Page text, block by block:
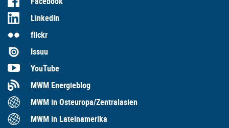
LinkedIn
flickr
Issuu
YouTube
MWM Energieblog
MWM in Osteuropa/Zentralasien
MWM in Lateinamerika